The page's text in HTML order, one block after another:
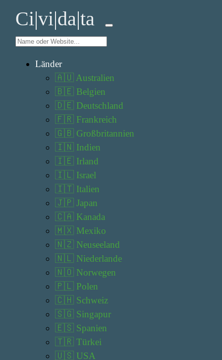
Ci|vi|da|ta
Länder
🇦🇺 Australien
🇧🇪 Belgien
🇩🇪 Deutschland
🇫🇷 Frankreich
🇬🇧 Großbritannien
🇮🇳 Indien
🇮🇪 Irland
🇮🇱 Israel
🇮🇹 Italien
🇯🇵 Japan
🇨🇦 Kanada
🇲🇽 Mexiko
🇳🇿 Neuseeland
🇳🇱 Niederlande
🇳🇴 Norwegen
🇵🇱 Polen
🇨🇭 Schweiz
🇸🇬 Singapur
🇪🇸 Spanien
🇹🇷 Türkei
🇺🇸 USA